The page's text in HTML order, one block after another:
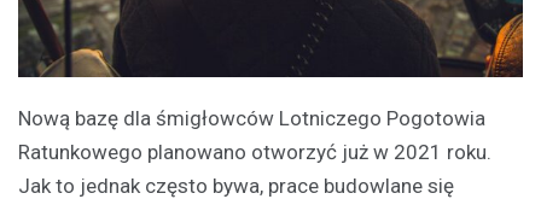
Nową bazę dla śmigłowców Lotniczego Pogotowia
Ratunkowego planowano otworzyć już w 2021 roku.
Jak to jednak często bywa, prace budowlane się